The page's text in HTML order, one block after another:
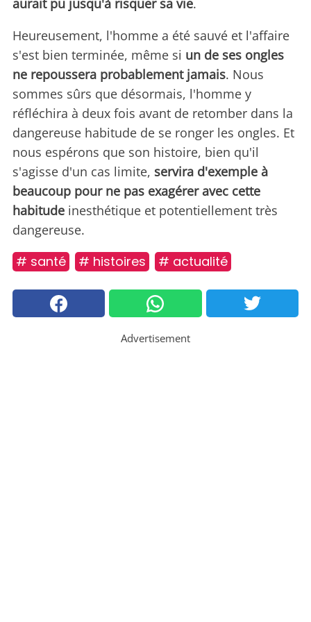
aurait pu jusqu'à risquer sa vie.
Heureusement, l'homme a été sauvé et l'affaire
s'est bien terminée, même si un de ses ongles
ne repoussera probablement jamais. Nous
sommes sûrs que désormais, l'homme y
réfléchira à deux fois avant de retomber dans la
dangereuse habitude de se ronger les ongles. Et
nous espérons que son histoire, bien qu'il
s'agisse d'un cas limite, servira d'exemple à
beaucoup pour ne pas exagérer avec cette
habitude inesthétique et potentiellement très
dangereuse.
# santé # histoires # actualité
Advertisement